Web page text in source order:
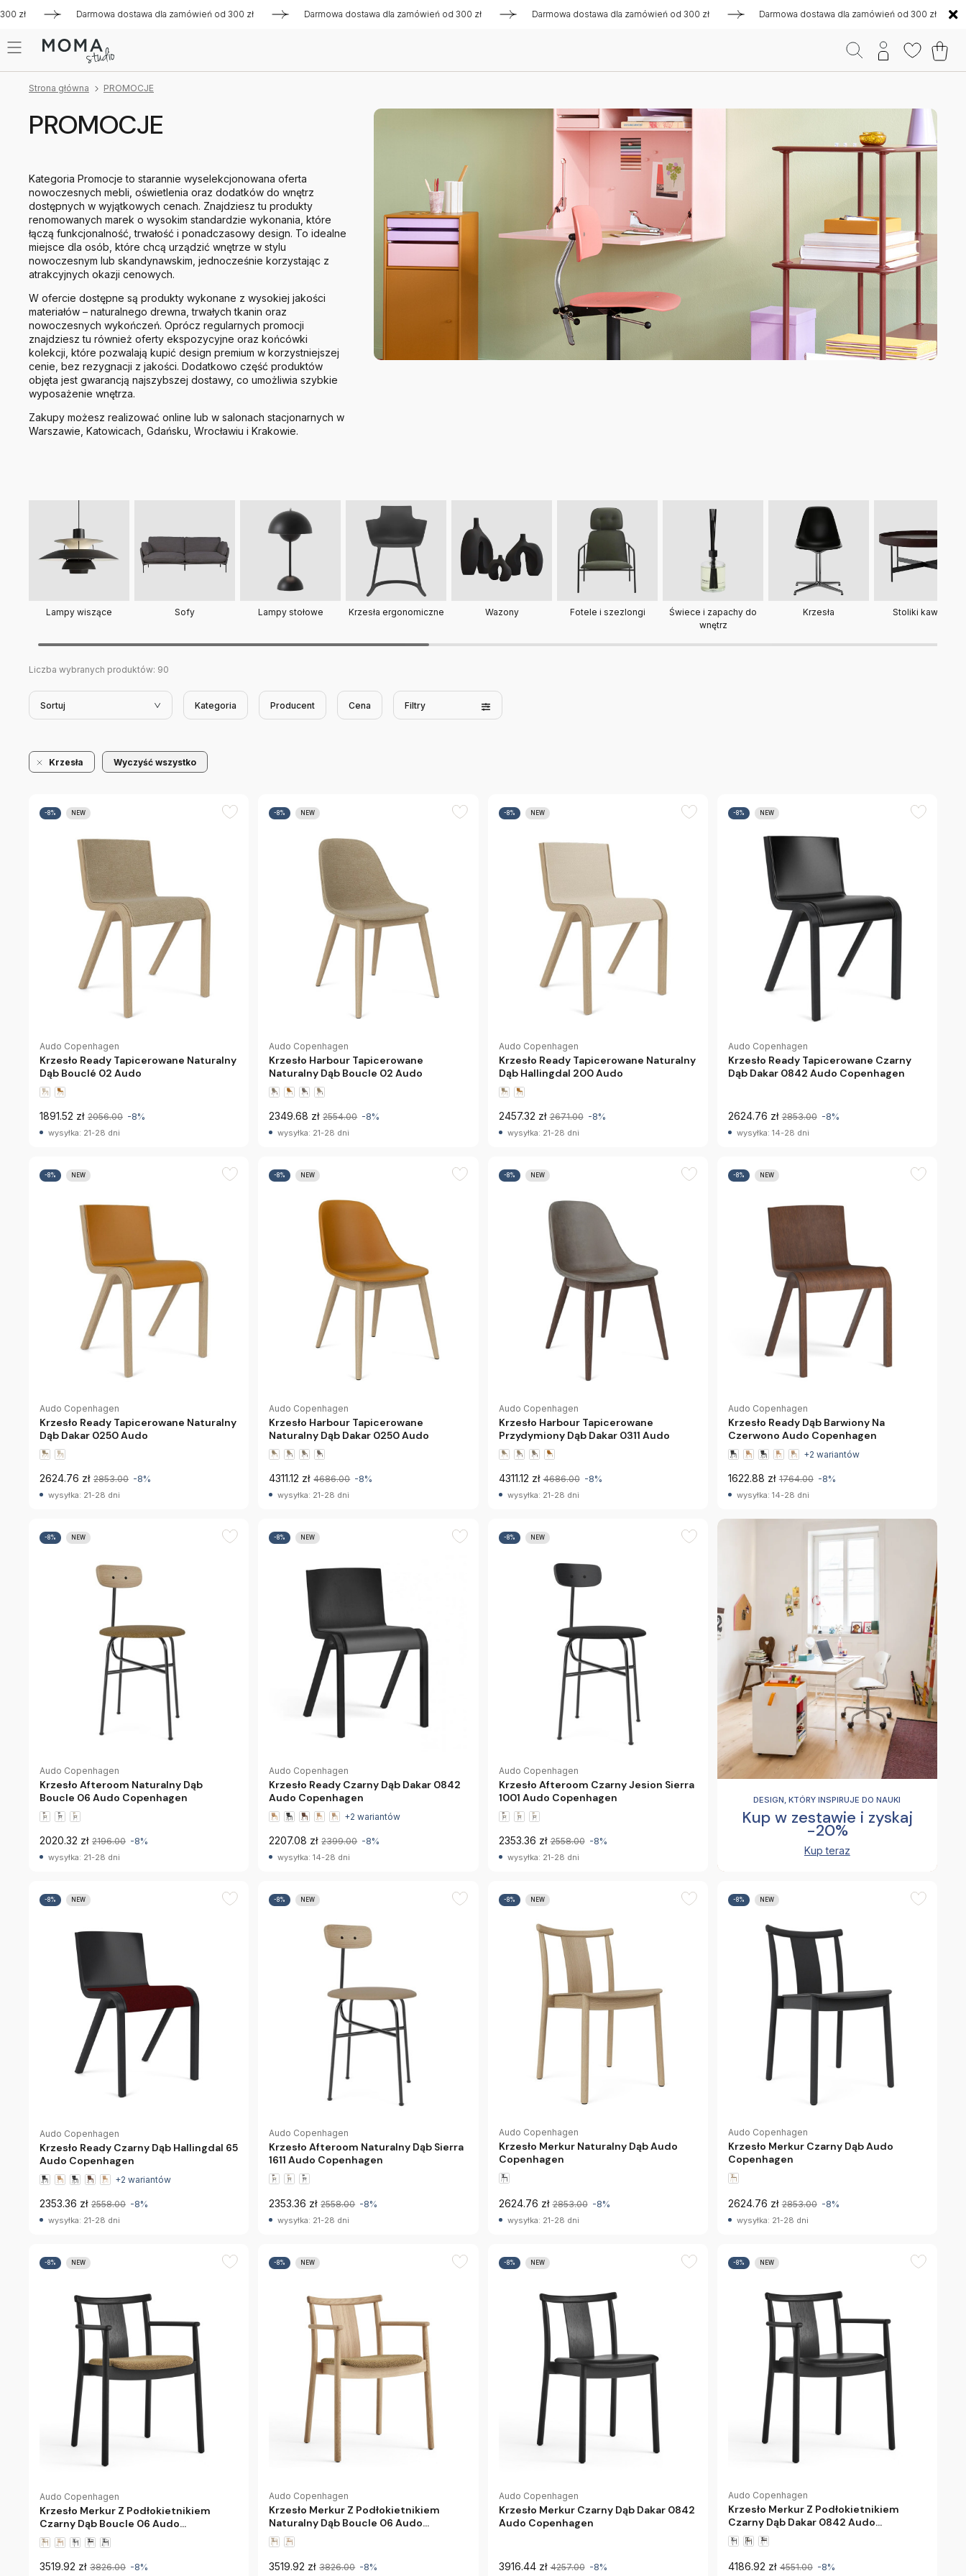
Darmowa dostawa dla zamówień od 300 zł Darmowa dostawa dla zamówień od 300 zł Darmowa dostawa dla zamówień od 300 zł Darmowa dostawa dla zamówień od 300 zł
Strona główna PROMOCJE
PROMOCJE
Kategoria Promocje to starannie wyselekcjonowana oferta
nowoczesnych mebli, oświetlenia oraz dodatków do wnętrz
dostępnych w wyjątkowych cenach. Znajdziesz tu produkty
renomowanych marek o wysokim standardzie wykonania, które
łączą funkcjonalność, trwałość i ponadczasowy design. To idealne
miejsce dla osób, które chcą urządzić wnętrze w stylu
nowoczesnym lub skandynawskim, jednocześnie korzystając z
atrakcyjnych okazji cenowych.
W ofercie dostępne są produkty wykonane z wysokiej jakości
materiałów – naturalnego drewna, trwałych tkanin oraz
nowoczesnych wykończeń. Oprócz regularnych promocji
znajdziesz tu również oferty ekspozycyjne oraz końcówki
kolekcji, które pozwalają kupić design premium w korzystniejszej
cenie, bez rezygnacji z jakości. Dodatkowo część produktów
objęta jest gwarancją najszybszej dostawy, co umożliwia szybkie
wyposażenie wnętrza.
Zakupy możesz realizować online lub w salonach stacjonarnych w
Warszawie, Katowicach, Gdańsku, Wrocławiu i Krakowie.
Lampy wiszące Sofy Lampy stołowe Krzesła ergonomiczne Wazony Fotele i szezlongi
Świece i zapachy do
wnętrz
Krzesła Stoliki kawowe
Liczba wybranych produktów: 90
Sortuj Kategoria Producent Cena Filtry
Krzesła Wyczyść wszystko
-8% NEW
Audo Copenhagen
Krzesło Ready Tapicerowane Naturalny
Dąb Bouclé 02 Audo
1891.52 zł 2056.00 -8%
wysyłka: 21-28 dni
-8% NEW
Audo Copenhagen
Krzesło Harbour Tapicerowane
Naturalny Dąb Boucle 02 Audo
2349.68 zł 2554.00 -8%
wysyłka: 21-28 dni
-8% NEW
Audo Copenhagen
Krzesło Ready Tapicerowane Naturalny
Dąb Hallingdal 200 Audo
2457.32 zł 2671.00 -8%
wysyłka: 21-28 dni
-8% NEW
Audo Copenhagen
Krzesło Ready Tapicerowane Czarny
Dąb Dakar 0842 Audo Copenhagen
2624.76 zł 2853.00 -8%
wysyłka: 14-28 dni
-8% NEW
Audo Copenhagen
Krzesło Ready Tapicerowane Naturalny
Dąb Dakar 0250 Audo
2624.76 zł 2853.00 -8%
wysyłka: 21-28 dni
-8% NEW
Audo Copenhagen
Krzesło Harbour Tapicerowane
Naturalny Dąb Dakar 0250 Audo
4311.12 zł 4686.00 -8%
wysyłka: 21-28 dni
-8% NEW
Audo Copenhagen
Krzesło Harbour Tapicerowane
Przydymiony Dąb Dakar 0311 Audo
4311.12 zł 4686.00 -8%
wysyłka: 21-28 dni
-8% NEW
Audo Copenhagen
Krzesło Ready Dąb Barwiony Na
Czerwono Audo Copenhagen
+2 wariantów
1622.88 zł 1764.00 -8%
wysyłka: 14-28 dni
-8% NEW
Audo Copenhagen
Krzesło Afteroom Naturalny Dąb
Boucle 06 Audo Copenhagen
2020.32 zł 2196.00 -8%
wysyłka: 21-28 dni
-8% NEW
Audo Copenhagen
Krzesło Ready Czarny Dąb Dakar 0842
Audo Copenhagen
+2 wariantów
2207.08 zł 2399.00 -8%
wysyłka: 14-28 dni
-8% NEW
Audo Copenhagen
Krzesło Afteroom Czarny Jesion Sierra
1001 Audo Copenhagen
2353.36 zł 2558.00 -8%
wysyłka: 21-28 dni
DESIGN, KTÓRY INSPIRUJE DO NAUKI
Kup w zestawie i zyskaj
-20%
Kup teraz
-8% NEW
Audo Copenhagen
Krzesło Ready Czarny Dąb Hallingdal 65
Audo Copenhagen
+2 wariantów
2353.36 zł 2558.00 -8%
wysyłka: 21-28 dni
-8% NEW
Audo Copenhagen
Krzesło Afteroom Naturalny Dąb Sierra
1611 Audo Copenhagen
2353.36 zł 2558.00 -8%
wysyłka: 21-28 dni
-8% NEW
Audo Copenhagen
Krzesło Merkur Naturalny Dąb Audo
Copenhagen
2624.76 zł 2853.00 -8%
wysyłka: 21-28 dni
-8% NEW
Audo Copenhagen
Krzesło Merkur Czarny Dąb Audo
Copenhagen
2624.76 zł 2853.00 -8%
wysyłka: 21-28 dni
-8% NEW
Audo Copenhagen
Krzesło Merkur Z Podłokietnikiem
Czarny Dąb Boucle 06 Audo
Copenhagen
3519.92 zł 3826.00 -8%
-8% NEW
Audo Copenhagen
Krzesło Merkur Z Podłokietnikiem
Naturalny Dąb Boucle 06 Audo
Copenhagen
3519.92 zł 3826.00 -8%
-8% NEW
Audo Copenhagen
Krzesło Merkur Czarny Dąb Dakar 0842
Audo Copenhagen
3916.44 zł 4257.00 -8%
-8% NEW
Audo Copenhagen
Krzesło Merkur Z Podłokietnikiem
Czarny Dąb Dakar 0842 Audo
Copenhagen
4186.92 zł 4551.00 -8%